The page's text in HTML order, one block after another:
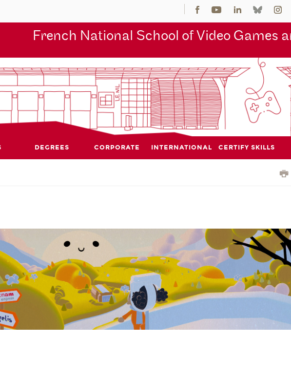
French National School of Video Games
DEGREES CORPORATE INTERNATIONAL CERTIFY SKILLS